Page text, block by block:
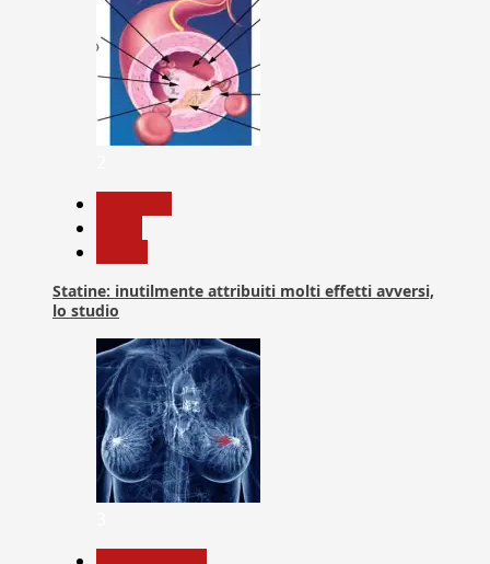
Statine: inutilmente attribuiti molti effetti avversi,
lo studio